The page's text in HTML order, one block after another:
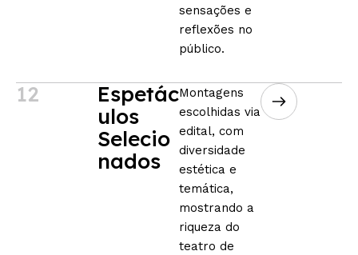
sensações e
reflexões no
público.
12
Espetác
ulos
Selecio
nados
Montagens
escolhidas via
edital, com
diversidade
estética e
temática,
mostrando a
riqueza do
teatro de